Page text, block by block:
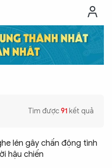
VI
EN
Tìm được91 kết quả
lén gây chấn động tình
hậu chiến